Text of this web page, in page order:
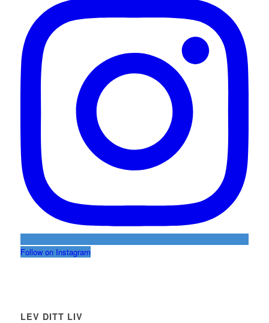
Follow on Instagram
LEV DITT LIV